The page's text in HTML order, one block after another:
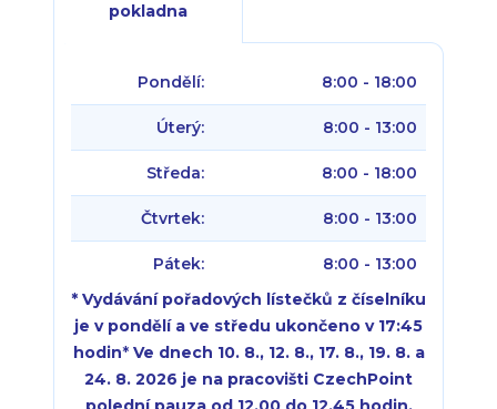
pokladna
Pondělí: 8:00 - 18:00
Úterý: 8:00 - 13:00
Středa: 8:00 - 18:00
Čtvrtek: 8:00 - 13:00
Pátek:
8:00 - 13:00
* Vydávání pořadových lístečků z číselníku
je v pondělí a ve středu ukončeno v 17:45
hodin* Ve dnech 10. 8., 12. 8., 17. 8., 19. 8. a
24. 8. 2026 je na pracovišti CzechPoint